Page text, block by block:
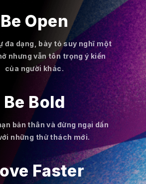
Be Open
đa dạng, bày tỏ suy nghĩ một
nhưng vẫn tôn trọng ý kiến
của người khác.
Be Bold
bản thân và đừng ngại dấn
những thử thách mới.
Faster